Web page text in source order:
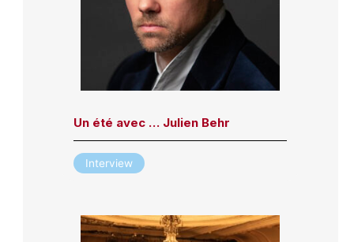
Un été avec … Julien Behr
Interview